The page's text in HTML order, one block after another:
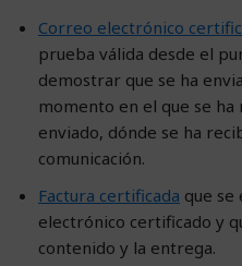
Correo electrónico
prueba válida desde el
demostrar que se ha
momento en el que se
enviado, dónde se ha
comunicación.
Factura certificada que
electrónico certificado y
contenido y la entrega.